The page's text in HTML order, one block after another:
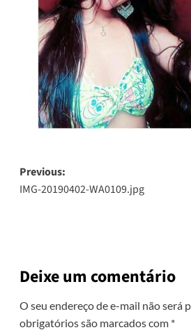
Post
navigation
Previous:
IMG-20190402-WA0109.jpg
Deixe um comentário
O seu endereço de e-mail não será
obrigatórios são marcados com *